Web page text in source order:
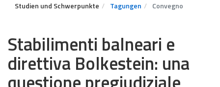
Studien und Schwerpunkte Tagungen Convegno
Stabilimenti balneari e
direttiva Bolkestein: una